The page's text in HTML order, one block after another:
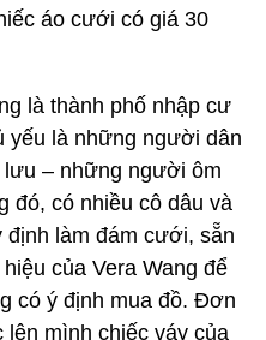
áo cưới có giá 30
là thành phố nhập cư
yếu là những người dân
lưu – những người ôm
đó, có nhiều cô dâu và
làm đám cưới, sẵn
của Vera Wang để
có ý định mua đồ. Đơn
mình chiếc váy của